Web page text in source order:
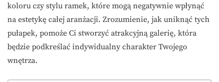
koloru czy stylu ramek, które mogą negatywnie wpłynąć
na estetykę całej aranżacji. Zrozumienie, jak uniknąć tych
pułapek, pomoże Ci stworzyć atrakcyjną galerię, która
będzie podkreślać indywidualny charakter Twojego
wnętrza.